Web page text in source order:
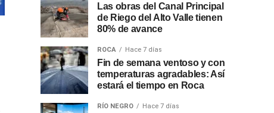
Las obras del Canal Principal
de Riego del Alto Valle tienen
80% de avance
ROCA Hace 7 días
Fin de semana ventoso y con
temperaturas agradables: Así
estará el tiempo en Roca
RÍO NEGRO Hace 7 días